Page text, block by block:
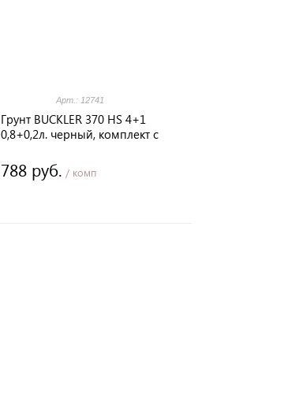
Арт.: 12741
Грунт BUCKLER 370 HS 4+1
0,8+0,2л. черный, комплект с
788 руб. / комп